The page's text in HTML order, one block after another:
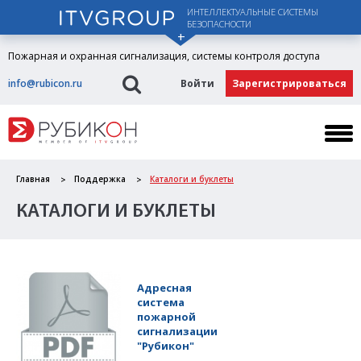
ИНТЕЛЛЕКТУАЛЬНЫЕ СИСТЕМЫ
БЕЗОПАСНОСТИ
Пожарная и охранная сигнализация, системы контроля доступа
info@rubicon.ru
Войти Зарегистрироваться
Главная Поддержка Каталоги и буклеты
КАТАЛОГИ И БУКЛЕТЫ
Адресная
система
пожарной
сигнализации
"Рубикон"